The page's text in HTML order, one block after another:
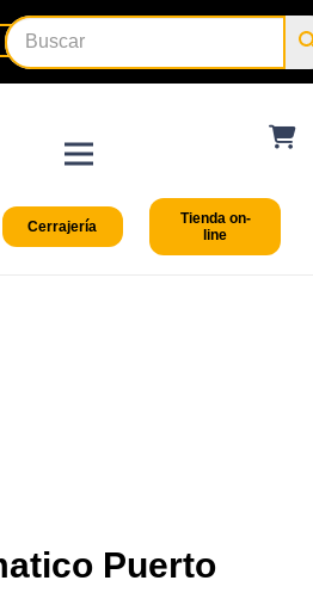
Cerrajería
Tienda on-
line
Puerto